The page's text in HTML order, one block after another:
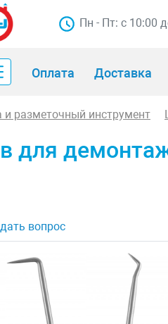
Пн - Пт: с 10:00
Оплата Доставка
и разметочный инструмент
для
вопрос